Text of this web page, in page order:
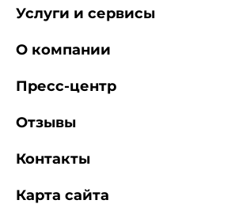
Услуги и сервисы
О компании
Пресс-центр
Отзывы
Контакты
Карта сайта